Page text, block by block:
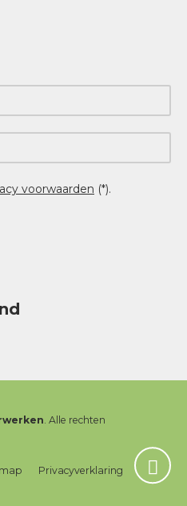
voorwaarden (*).
. Alle rechten
Privacyverklaring